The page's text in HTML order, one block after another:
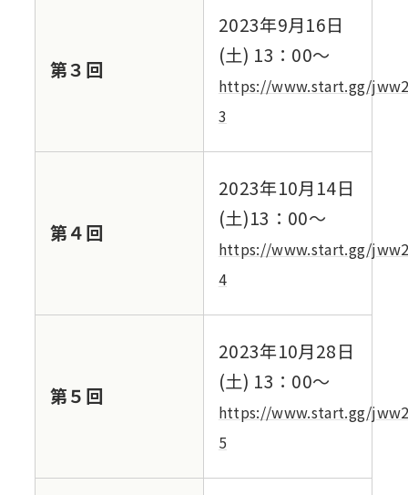
第３回
2023年9⽉16⽇
(⼟) 13：00～
https://www.start.gg/
3
第４回
2023年10⽉14⽇
(⼟)13：00～
https://www.start.gg/
4
第５回
2023年10⽉28⽇
(⼟) 13：00～
https://www.start.gg/
5